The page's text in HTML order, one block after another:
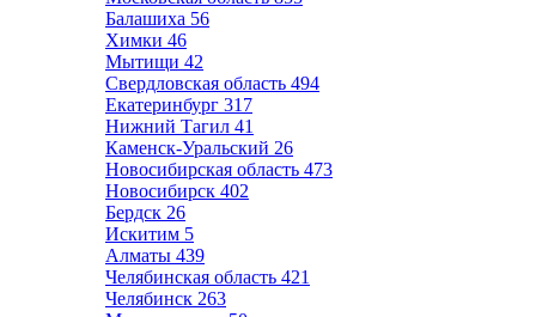
Балашиха 56
Химки 46
Мытищи 42
Свердловская область 494
Екатеринбург 317
Нижний Тагил 41
Каменск-Уральский 26
Новосибирская область 473
Новосибирск 402
Бердск 26
Искитим 5
Алматы 439
Челябинская область 421
Челябинск 263